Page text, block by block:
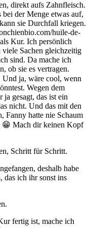
direkt aufs Zahnfleisch.
der Menge etwas auf,
sie Durchfall kriegen.
huile-de-
Kur. Ich persönlich
Sachen gleichzeitig
sind. Da mache ich
ob sie es vertragen.
Und ja, wäre cool, wenn
Wegen dem
gesagt, das ist ein
nicht. Und das mit den
Fanny hatte nie Schaum
😁 Mach dir keinen Kopf
Schritt für Schritt.
deshalb habe
das ich ihr sonst ins
fertig ist, mache ich